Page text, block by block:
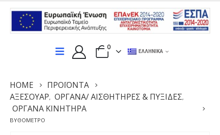
0
ΕΛΛΗΝΙΚΆ
HOME
ΠΡΟΪΌΝΤΑ
ΑΞΕΣΟΥΆΡ, ΌΡΓΑΝΑ/ ΑΙΣΘΗΤΉΡΕΣ & ΠΥΞΊΔΕΣ,
ΌΡΓΑΝΑ ΚΙΝΗΤΉΡΑ
ΒΥΘΌΜΕΤΡΟ